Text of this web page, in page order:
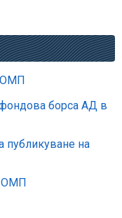
ОМП
фондова борса АД в
публикуване на
ОМП